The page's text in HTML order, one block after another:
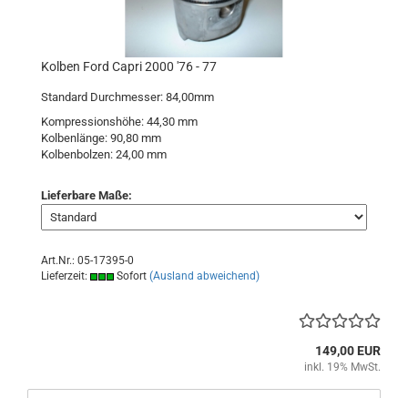
Kolben Ford Capri 2000 '76 - 77
Standard Durchmesser: 84,00mm
Kompressionshöhe: 44,30 mm
Kolbenlänge: 90,80 mm
Kolbenbolzen: 24,00 mm
Lieferbare Maße:
Art.Nr.: 05-17395-0
Lieferzeit:
Sofort (Ausland abweichend)
149,00 EUR
inkl. 19% MwSt.